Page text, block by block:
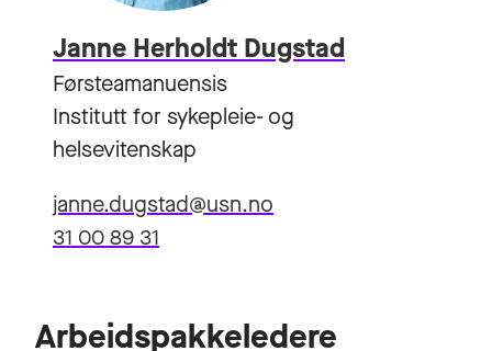
Janne Herholdt Dugstad
Førsteamanuensis
Institutt for sykepleie- og
helsevitenskap
janne.dugstad@usn.no
31 00 89 31
Arbeidspakkeledere